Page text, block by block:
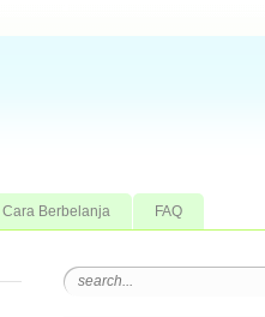
Cara Berbelanja FAQ